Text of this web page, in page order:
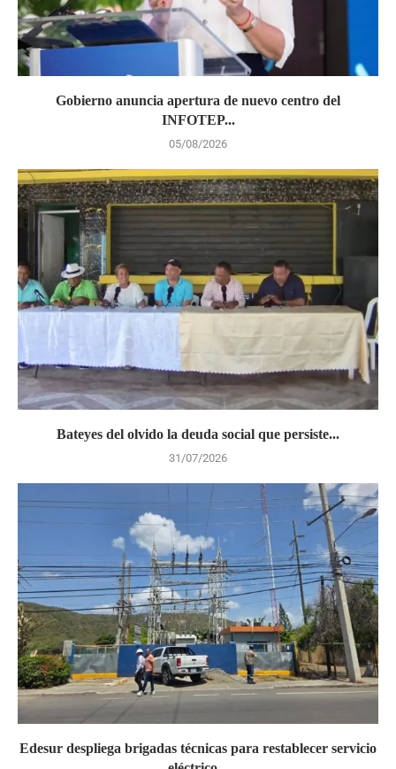
Gobierno anuncia apertura de nuevo centro del
INFOTEP...
05/08/2026
Bateyes del olvido la deuda social que persiste...
31/07/2026
Edesur despliega brigadas técnicas para restablecer servicio